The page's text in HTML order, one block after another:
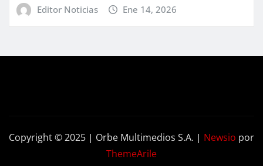
Editor Noticias Ene 14, 2026
Copyright © 2025 | Orbe Multimedios S.A. | Newsio por
ThemeArile